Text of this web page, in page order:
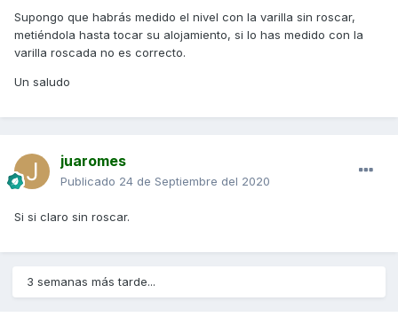
Supongo que habrás medido el nivel con la varilla sin roscar,
metiéndola hasta tocar su alojamiento, si lo has medido con la
varilla roscada no es correcto.
Un saludo
juaromes
Publicado 24 de Septiembre del 2020
Si si claro sin roscar.
3 semanas más tarde...